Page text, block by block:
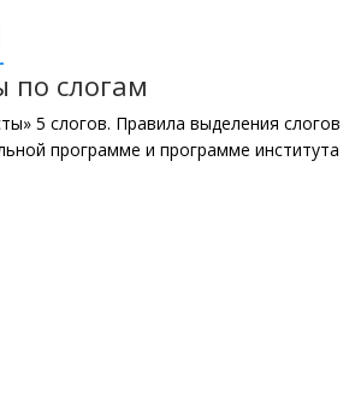
по слогам
5 слогов. Правила выделения слогов
программе и программе института